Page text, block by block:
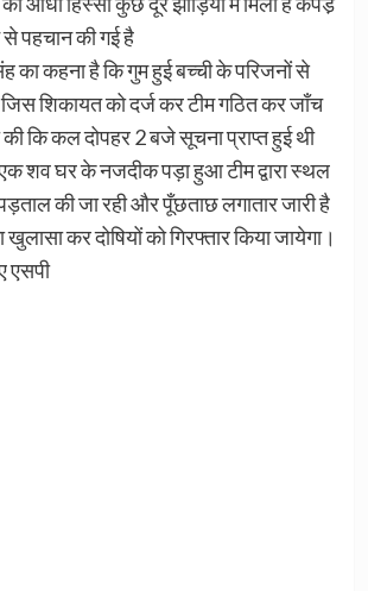
पहचान की गई है
का कहना है कि गुम हुई बच्ची के परिजनों से
शिकायत को दर्ज कर टीम गठित कर जाँच
कि कल दोपहर 2 बजे सूचना प्राप्त हुई थी
शव घर के नजदीक पड़ा हुआ टीम द्वारा स्थल
की जा रही और पूँछताछ लगातार जारी है
कर दोषियों को गिरफ्तार किया जायेगा।
एसपी